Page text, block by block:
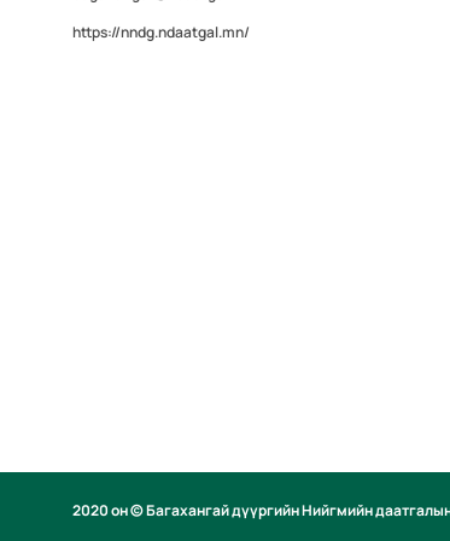
https://nndg.ndaatgal.mn/
2020 он © Багахангай дүүргийн Нийгмийн